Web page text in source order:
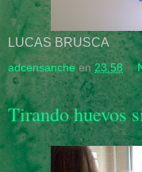
LUCAS BRUSCA
adcensanche en23:58
Tirando huevos